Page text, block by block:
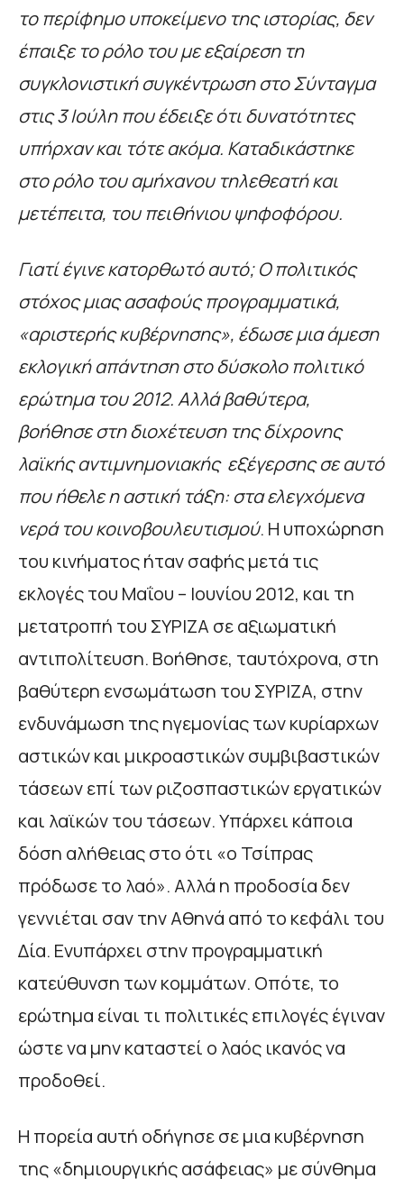
το περίφημο υποκείμενο της ιστορίας, δεν
έπαιξε το ρόλο του με εξαίρεση τη
συγκλονιστική συγκέντρωση στο Σύνταγμα
στις 3 Ιούλη που έδειξε ότι δυνατότητες
υπήρχαν και τότε ακόμα. Καταδικάστηκε
στο ρόλο του αμήχανου τηλεθεατή και
μετέπειτα, του πειθήνιου ψηφοφόρου.
Γιατί έγινε κατορθωτό αυτό; Ο πολιτικός
στόχος μιας ασαφούς προγραμματικά,
«αριστερής κυβέρνησης», έδωσε μια άμεση
εκλογική απάντηση στο δύσκολο πολιτικό
ερώτημα του 2012. Αλλά βαθύτερα,
βοήθησε στηδιοχέτευση της δίχρονης
λαϊκής αντιμνημονιακής εξέγερσης σε αυτό
που ήθελε η αστική τάξη: στα ελεγχόμενα
νερά του κοινοβουλευτισμού. Η υποχώρηση
του κινήματος ήταν σαφής μετά τις
εκλογές του Μαΐου – Ιουνίου 2012, και τη
μετατροπή του ΣΥΡΙΖΑ σε αξιωματική
αντιπολίτευση. Βοήθησε, ταυτόχρονα, στη
βαθύτερη ενσωμάτωση του ΣΥΡΙΖΑ, στην
ενδυνάμωση της ηγεμονίας των κυρίαρχων
αστικών και μικροαστικών συμβιβαστικών
τάσεων επί των ριζοσπαστικών εργατικών
και λαϊκών του τάσεων. Υπάρχει κάποια
δόση αλήθειας στο ότι «ο Τσίπρας
πρόδωσε το λαό». Αλλά η προδοσία δεν
γεννιέται σαν την Αθηνά από το κεφάλι του
Δία. Ενυπάρχει στην προγραμματική
κατεύθυνση των κομμάτων. Οπότε, το
ερώτημα είναι τι πολιτικές επιλογές έγιναν
ώστε να μην καταστεί ο λαός ικανός να
προδοθεί.
Η πορεία αυτή οδήγησε σε μια κυβέρνηση
της «δημιουργικής ασάφειας» με σύνθημα